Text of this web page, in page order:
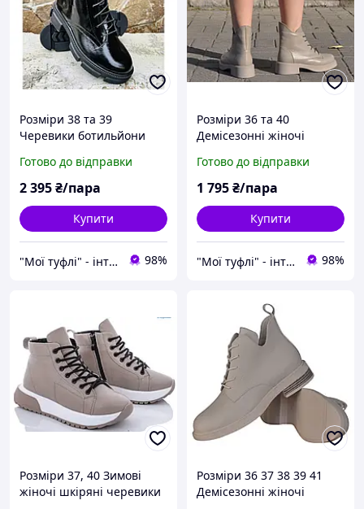
Розміри 38 та 39
Черевики ботильйони
шкіряні лакові на
платформі, чорні
Готово до відправки
2 395₴/пара
Купити
"Мої туфлі" - інтернет магазин взуття на всі випадки життя. 98%
Розміри 36 та 40
Демісезонні жіночі
танкетці / платформі,
бежеві, повнорозмірні
Готово до відправки
1 795₴/пара
Купити
"Мої туфлі" - інтернет магазин взуття на всі випадки життя. 98%
Розміри 37, 40 Зимові
жіночі шкіряні черевики
Розміри 36 37 38 39 41
Демісезонні жіночі